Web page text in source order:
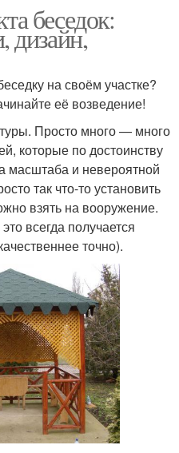
беседок:
дизайн,
на своём участке?
её возведение!
Просто много — много
которые по достоинству
масштаба и невероятной
так что-то установить
взять на вооружение.
всегда получается
точно).